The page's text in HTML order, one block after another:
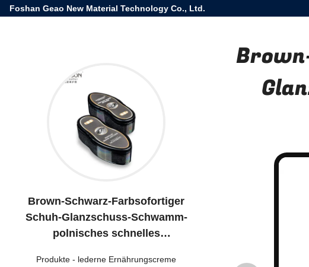
Foshan Geao New Material Technology Co., Ltd.
Brown-Schwarz-Farbsofortiger
Schuh-Glanzschuss-Schwamm-
polnisches schnelles
Produkte - lederne Ernährungscreme